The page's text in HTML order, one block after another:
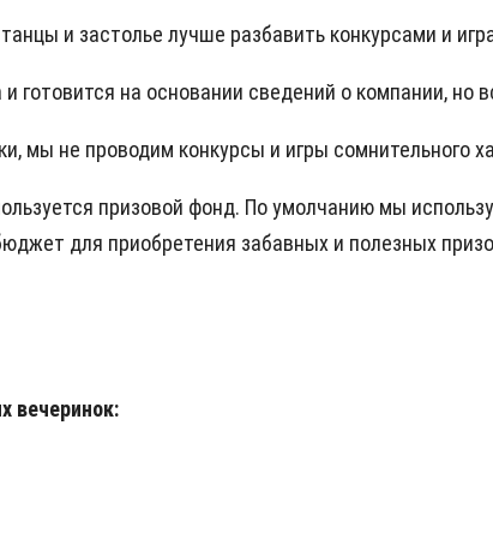
и застолье лучше разбавить конкурсами и
готовится на основании сведений о компании, но
мы не проводим конкурсы и игры сомнительного
призовой фонд. По умолчанию мы
для приобретения забавных и полезных
вечеринок: